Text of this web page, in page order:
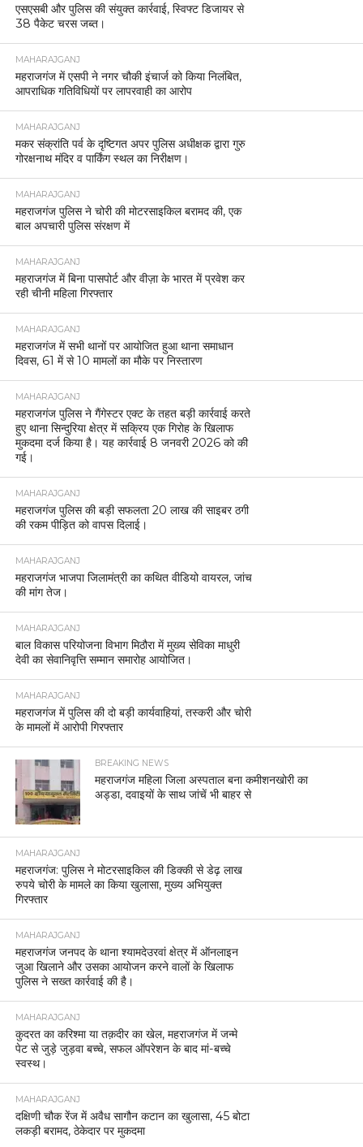
एसएसबी और पुलिस की संयुक्त कार्रवाई, स्विफ्ट डिजायर से
38 पैकेट चरस जब्त।
MAHARAJGANJ
महराजगंज में एसपी ने नगर चौकी इंचार्ज को किया निलंबित,
आपराधिक गतिविधियों पर लापरवाही का आरोप
MAHARAJGANJ
मकर संक्रांति पर्व के दृष्टिगत अपर पुलिस अधीक्षक द्वारा गुरु
गोरक्षनाथ मंदिर व पार्किंग स्थल का निरीक्षण।
MAHARAJGANJ
महराजगंज पुलिस ने चोरी की मोटरसाइकिल बरामद की, एक
बाल अपचारी पुलिस संरक्षण में
MAHARAJGANJ
महराजगंज में बिना पासपोर्ट और वीज़ा के भारत में प्रवेश कर
रही चीनी महिला गिरफ्तार
MAHARAJGANJ
महराजगंज में सभी थानों पर आयोजित हुआ थाना समाधान
दिवस, 61 में से 10 मामलों का मौके पर निस्तारण
MAHARAJGANJ
महराजगंज पुलिस ने गैंगेस्टर एक्ट के तहत बड़ी कार्रवाई करते
हुए थाना सिन्दुरिया क्षेत्र में सक्रिय एक गिरोह के खिलाफ
मुकदमा दर्ज किया है। यह कार्रवाई 8 जनवरी 2026 को की
गई।
MAHARAJGANJ
महराजगंज पुलिस की बड़ी सफलता 20 लाख की साइबर ठगी
की रकम पीड़ित को वापस दिलाई।
MAHARAJGANJ
महराजगंज भाजपा जिलामंत्री का कथित वीडियो वायरल, जांच
की मांग तेज।
MAHARAJGANJ
बाल विकास परियोजना विभाग मिठौरा में मुख्य सेविका माधुरी
देवी का सेवानिवृत्ति सम्मान समारोह आयोजित।
MAHARAJGANJ
महराजगंज में पुलिस की दो बड़ी कार्यवाहियां, तस्करी और चोरी
के मामलों में आरोपी गिरफ्तार
BREAKING NEWS
महराजगंज महिला जिला अस्पताल बना कमीशनखोरी का
अड्डा, दवाइयों के साथ जांचें भी बाहर से
MAHARAJGANJ
महराजगंज: पुलिस ने मोटरसाइकिल की डिक्की से डेढ़ लाख
रुपये चोरी के मामले का किया खुलासा, मुख्य अभियुक्त
गिरफ्तार
MAHARAJGANJ
महराजगंज जनपद के थाना श्यामदेउरवां क्षेत्र में ऑनलाइन
जुआ खिलाने और उसका आयोजन करने वालों के खिलाफ
पुलिस ने सख्त कार्रवाई की है।
MAHARAJGANJ
कुदरत का करिश्मा या तक़दीर का खेल, महराजगंज में जन्मे
पेट से जुड़े जुड़वा बच्चे, सफल ऑपरेशन के बाद मां-बच्चे
स्वस्थ।
MAHARAJGANJ
दक्षिणी चौक रेंज में अवैध सागौन कटान का खुलासा, 45 बोटा
लकड़ी बरामद, ठेकेदार पर मुकदमा